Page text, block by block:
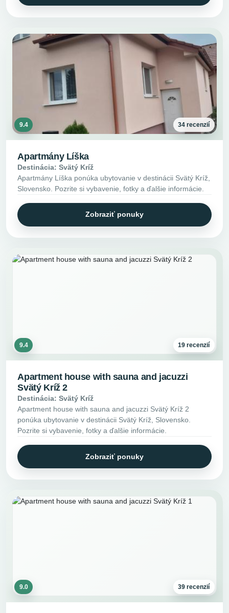
9.4 34 recenzií
Apartmány Líška
Destinácia: Svätý Kríž
Apartmány Líška ponúka ubytovanie v destinácii Svätý Kríž,
Slovensko. Pozrite si vybavenie, fotky a ďalšie informácie.
Zobraziť ponuky
9.4 19 recenzií
Apartment house with sauna and jacuzzi
Svätý Kríž 2
Destinácia: Svätý Kríž
Apartment house with sauna and jacuzzi Svätý Kríž 2
ponúka ubytovanie v destinácii Svätý Kríž, Slovensko.
Pozrite si vybavenie, fotky a ďalšie informácie.
Zobraziť ponuky
9.0 39 recenzií